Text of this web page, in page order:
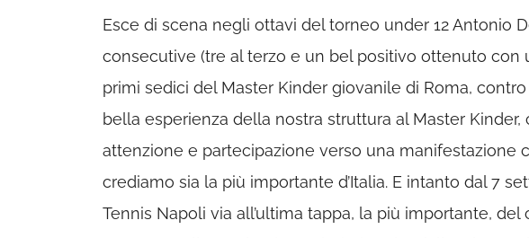
Esce di scena negli ottavi del torneo under 12 Antonio
consecutive (tre al terzo e un bel positivo ottenuto con
primi sedici del Master Kinder giovanile di Roma,
bella esperienza della nostra struttura al Master
attenzione e partecipazione verso una manifestazione
crediamo sia la più importante d’Italia. E intanto dal 7
Tennis Napoli via all’ultima tappa, la più importante,